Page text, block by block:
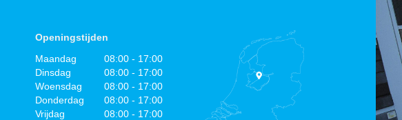
Openingstijden
Maandag
08:00 - 17:00
Dinsdag
08:00 - 17:00
Woensdag
08:00 - 17:00
Donderdag
08:00 - 17:00
Vrijdag
08:00 - 17:00